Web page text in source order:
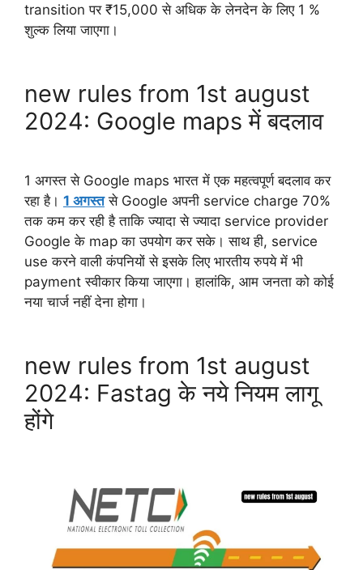
transition पर ₹15,000 से अधिक के लेनदेन के लिए 1 %
शुल्क लिया जाएगा।
new rules from 1st august
2024: Google maps में बदलाव
1 अगस्त से Google maps भारत में एक महत्वपूर्ण बदलाव कर
रहा है। 1 अगस्तसे Google अपनी service charge 70%
तक कम कर रही है ताकि ज्यादा से ज्यादा service provider
Google के map का उपयोग कर सके। साथ ही, service
use करने वाली कंपनियों से इसके लिए भारतीय रुपये में भी
payment स्वीकार किया जाएगा। हालांकि, आम जनता को कोई
नया चार्ज नहीं देना होगा।
new rules from 1st august
2024: Fastag के नये नियम लागू
होंगे